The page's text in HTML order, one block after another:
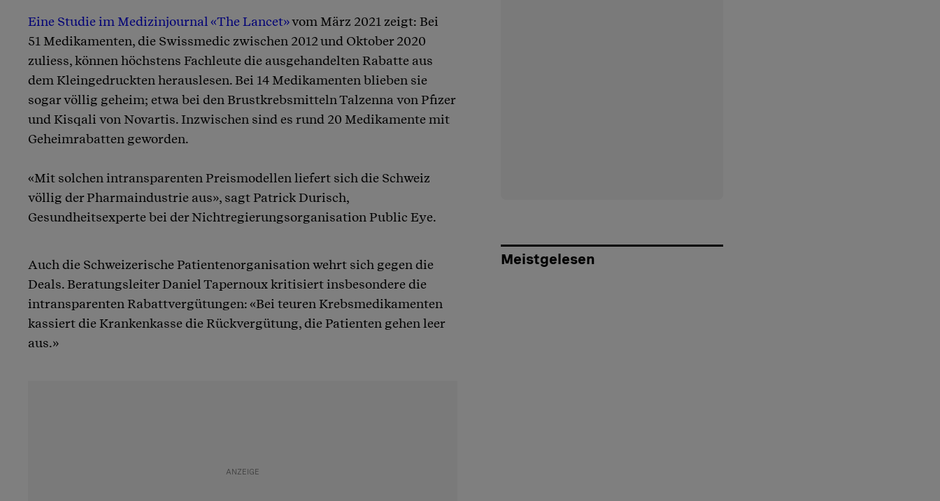
Eine Studie im Medizinjournal «The Lancet»vom März 2021 zeigt: Bei
51 Medikamenten, die Swissmedic zwischen 2012 und Oktober 2020
zuliess, können höchstens Fachleute die ausgehandelten Rabatte aus
dem Kleingedruckten herauslesen. Bei 14 Medikamenten blieben sie
sogar völlig geheim; etwa bei den Brustkrebsmitteln Talzenna von Pfizer
und Kisqali von Novartis. Inzwischen sind es rund 20 Medikamente mit
Geheimrabatten geworden.
«Mit solchen intransparenten Preismodellen liefert sich die Schweiz
völlig der Pharmaindustrie aus», sagt Patrick Durisch,
Gesundheitsexperte bei der Nichtregierungsorganisation Public Eye.
Auch die Schweizerische Patientenorganisation wehrt sich gegen die
Deals. Beratungsleiter Daniel Tapernoux kritisiert insbesondere die
intransparenten Rabattvergütungen: «Bei teuren Krebsmedikamenten
kassiert die Krankenkasse die Rückvergütung, die Patienten gehen leer
aus.»
Meistgelesen